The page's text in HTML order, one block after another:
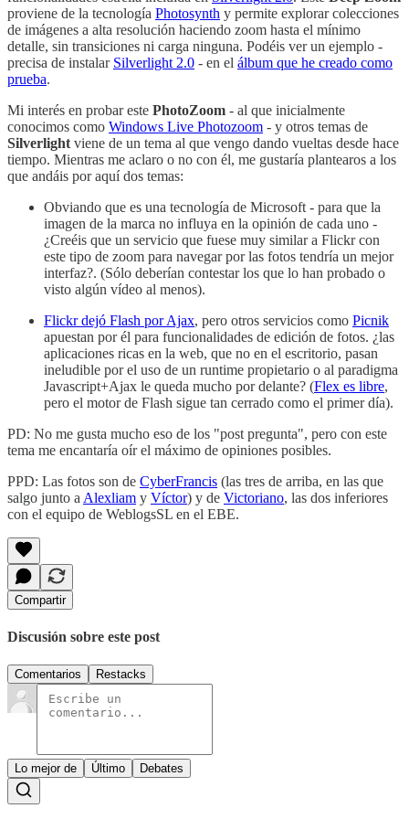
proviene de la tecnología Photosynth y permite explorar colecciones
de imágenes a alta resolución haciendo zoom hasta el mínimo
detalle, sin transiciones ni carga ninguna. Podéis ver un ejemplo -
precisa de instalar Silverlight 2.0 - en el álbum que he creado como
prueba.
Mi interés en probar este PhotoZoom - al que inicialmente
conocimos como Windows Live Photozoom - y otros temas de
Silverlight viene de un tema al que vengo dando vueltas desde hace
tiempo. Mientras me aclaro o no con él, me gustaría plantearos a los
que andáis por aquí dos temas:
Obviando que es una tecnología de Microsoft - para que la
imagen de la marca no influya en la opinión de cada uno -
¿Creéis que un servicio que fuese muy similar a Flickr con
este tipo de zoom para navegar por las fotos tendría un mejor
interfaz?. (Sólo deberían contestar los que lo han probado o
visto algún vídeo al menos).
Flickr dejó Flash por Ajax, pero otros servicios como Picnik
apuestan por él para funcionalidades de edición de fotos. ¿las
aplicaciones ricas en la web, que no en el escritorio, pasan
ineludible por el uso de un runtime propietario o al paradigma
Javascript+Ajax le queda mucho por delante? (Flex es libre,
pero el motor de Flash sigue tan cerrado como el primer día).
PD: No me gusta mucho eso de los "post pregunta", pero con este
tema me encantaría oír el máximo de opiniones posibles.
PPD: Las fotos son de CyberFrancis (las tres de arriba, en las que
salgo junto a Alexliam y Víctor) y de Victoriano, las dos inferiores
con el equipo de WeblogsSL en el EBE.
Compartir
Discusión sobre este post
Comentarios Restacks
Lo mejor de Último Debates